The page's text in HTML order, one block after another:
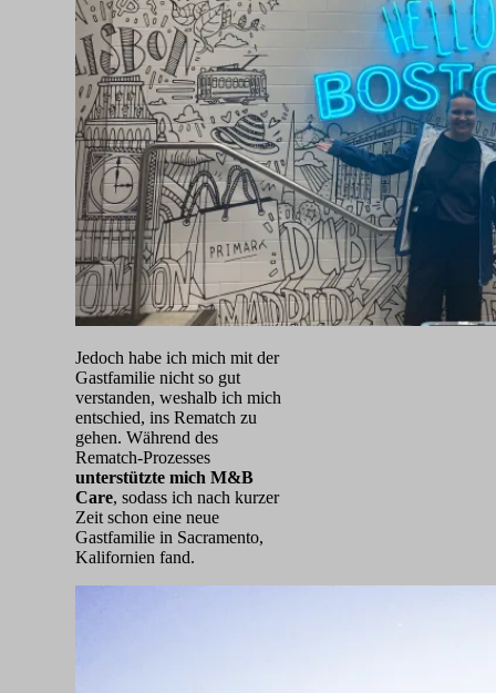
Jedoch habe ich mich mit der
Gastfamilie nicht so gut
verstanden, weshalb ich mich
entschied, ins Rematch zu
gehen. Während des
Rematch-Prozesses
unterstützte mich M&B
Care, sodass ich nach kurzer
Zeit schon eine neue
Gastfamilie in Sacramento,
Kalifornien fand.